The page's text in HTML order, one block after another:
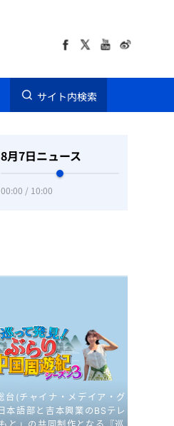
サイト内検索
8月7日ニュース
00:00 / 10:00